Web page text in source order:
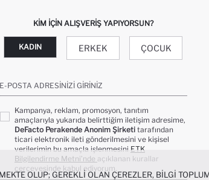
KIM IÇIN ALIŞVERIŞ YAPIYORSUN?
KADIN ERKEK ÇOCUK
E-POSTA ADRESINIZI GIRINIZ
Kampanya, reklam, promosyon, tanıtım
amaçlarıyla yukarıda belirttiğim iletişim adresime,
DeFacto Perakende Anonim Şirketi tarafından
ticari elektronik ileti gönderilmesini ve kişisel
verilerimin bu amaçla işlenmesini ETK
Bilgilendirme Metni’nde açıklanan kurallar
çerçevesinde kabul ediyorum.
OLUP; GEREKLI OLAN ÇEREZLER, BILGI